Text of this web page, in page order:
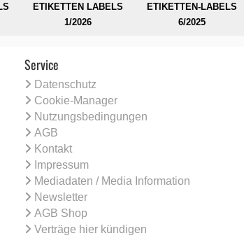
ETIKETTEN LABELS
1/2026
ETIKETTEN-LABELS
6/2025
Service
Datenschutz
Cookie-Manager
Nutzungsbedingungen
AGB
Kontakt
Impressum
Mediadaten / Media Information
Newsletter
AGB Shop
Verträge hier kündigen